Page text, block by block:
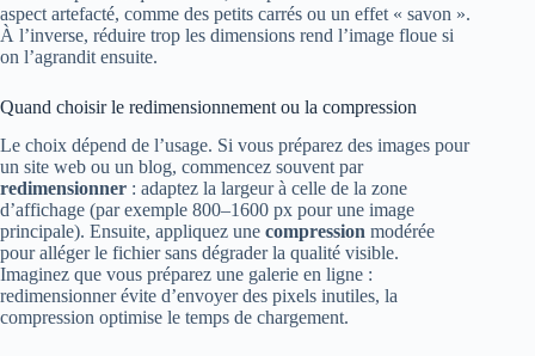
aspect artefacté, comme des petits carrés ou un effet « savon ».
À l’inverse, réduire trop les dimensions rend l’image floue si
on l’agrandit ensuite.
Quand choisir le redimensionnement ou la compression
Le choix dépend de l’usage. Si vous préparez des images pour
un site web ou un blog, commencez souvent par
redimensionner : adaptez la largeur à celle de la zone
d’affichage (par exemple 800–1600 px pour une image
principale). Ensuite, appliquez une compression modérée
pour alléger le fichier sans dégrader la qualité visible.
Imaginez que vous préparez une galerie en ligne :
redimensionner évite d’envoyer des pixels inutiles, la
compression optimise le temps de chargement.